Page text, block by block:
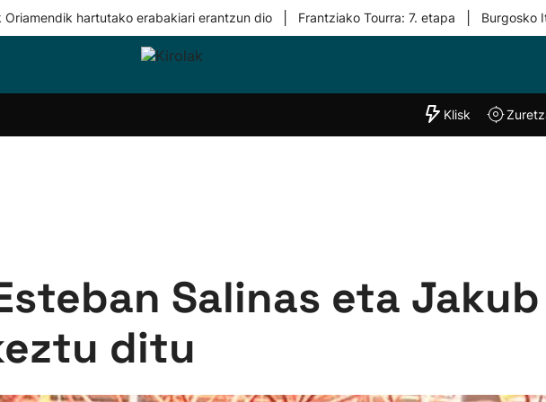
Oriamendik hartutako erabakiari erantzun dio Frantziako Tourra: 7. etapa Burgosko
Taldeak
"Helmuga"
Klisk
Salinas eta Jakub
ditu